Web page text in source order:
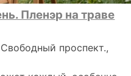
Пленэр на траве
проспект.,